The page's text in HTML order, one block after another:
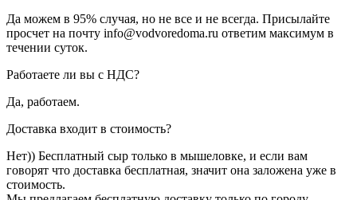
Да можем в 95% случая, но не все и не всегда. Присылайте
просчет на почту info@vodvoredoma.ru ответим максимум в
течении суток.
Работаете ли вы с НДС?
Да, работаем.
Доставка входит в стоимость?
Нет)) Бесплатный сыр только в мышеловке, и если вам
говорят что доставка бесплатная, значит она заложена уже в
стоимость.